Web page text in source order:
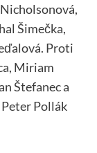
Šimečka,
Proti
Miriam
Štefanec a
Pollák